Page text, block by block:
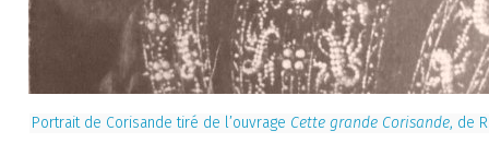
Portrait de Corisande tiré de l’ouvrage Cette grande Corisande, de